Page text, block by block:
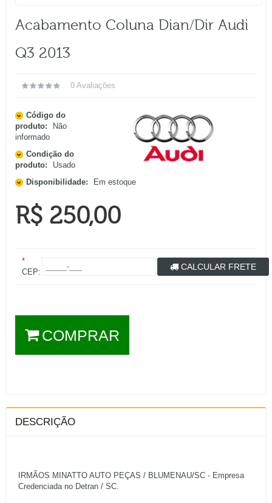
Acabamento Coluna Dian/dir Audi
Q3 2013
0 Avaliações
Código do
produto:
Não
informado
Condição do
produto:
Usado
Disponibilidade:
Em estoque
R$ 250,00
*
CEP:
CALCULAR FRETE
COMPRAR
DESCRIÇÃO
IRMÃOS MINATTO AUTO PEÇAS / BLUMENAU/SC - Empresa
Credenciada no Detran / SC.